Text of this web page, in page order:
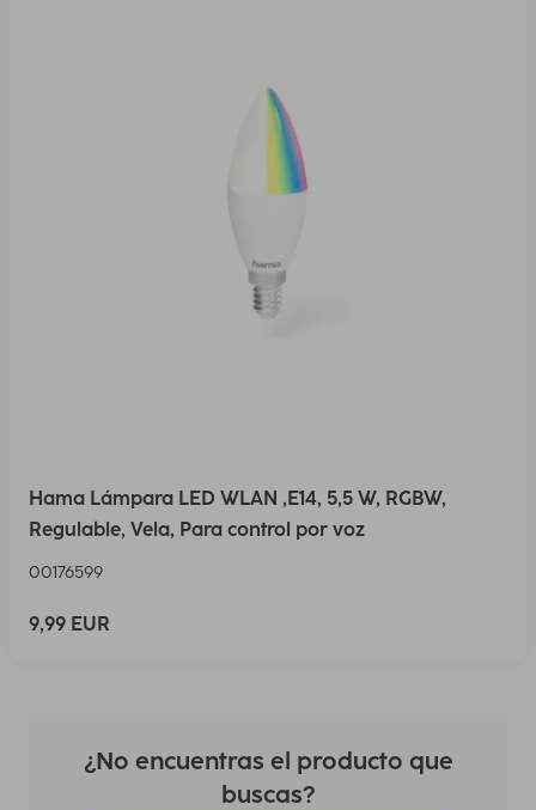
Hama Lámpara LED WLAN ,E14, 5,5 W, RGBW,
Regulable, Vela, Para control por voz
00176599
9,99 EUR
¿No encuentras el producto que
buscas?